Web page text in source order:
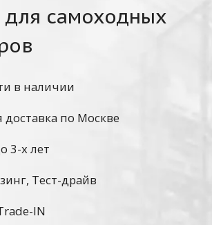
для самоходных
в наличии
доставка по Москве
3-х лет
Тест-драйв
IN